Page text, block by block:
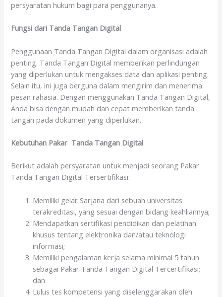
persyaratan hukum bagi para penggunanya.
Fungsi dari Tanda Tangan Digital
Penggunaan Tanda Tangan Digital dalam organisasi adalah
penting. Tanda Tangan Digital memberikan perlindungan
yang diperlukan untuk mengakses data dan aplikasi penting.
Selain itu, ini juga berguna dalam mengirim dan menerima
pesan rahasia. Dengan menggunakan Tanda Tangan Digital,
Anda bisa dengan mudah dan cepat memberikan tanda
tangan pada dokumen yang diperlukan.
Kebutuhan Pakar Tanda Tangan Digital
Berikut adalah persyaratan untuk menjadi seorang Pakar
Tanda Tangan Digital Tersertifikasi:
Memiliki gelar Sarjana dari sebuah universitas
terakreditasi, yang sesuai dengan bidang keahliannya;
Mendapatkan sertifikasi pendidikan dan pelatihan
khusus tentang elektronika dan/atau teknologi
informasi;
Memiliki pengalaman kerja selama minimal 5 tahun
sebagai Pakar Tanda Tangan Digital Tercertifikasi;
dan
Lulus tes kompetensi yang diselenggarakan oleh